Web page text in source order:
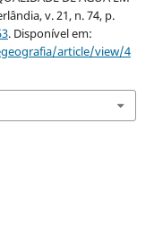
v. 21, n. 74, p.
. Disponível em:
article/view/4